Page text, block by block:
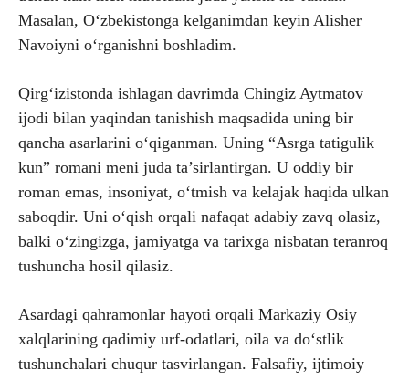
Masalan, O‘zbekistonga kelganimdan keyin Alisher
Navoiyni o‘rganishni boshladim.
Qirg‘izistonda ishlagan davrimda Chingiz Aytmatov
ijodi bilan yaqindan tanishish maqsadida uning bir
qancha asarlarini o‘qiganman. Uning “Asrga tatigulik
kun” romani meni juda ta’sirlantirgan. U oddiy bir
roman emas, insoniyat, o‘tmish va kelajak haqida ulkan
saboqdir. Uni o‘qish orqali nafaqat adabiy zavq olasiz,
balki o‘zingizga, jamiyatga va tarixga nisbatan teranroq
tushuncha hosil qilasiz.
Asardagi qahramonlar hayoti orqali Markaziy Osiy
xalqlarining qadimiy urf-odatlari, oila va do‘stlik
tushunchalari chuqur tasvirlangan. Falsafiy, ijtimoiy